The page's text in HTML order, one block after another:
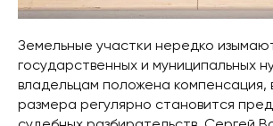
Земельные участки нередко
государственных и муниципальных
владельцам положена компенсация,
размера регулярно становится